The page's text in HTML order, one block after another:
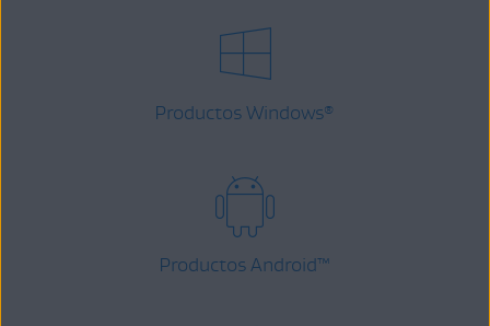
Productos Windows®
Productos Android™